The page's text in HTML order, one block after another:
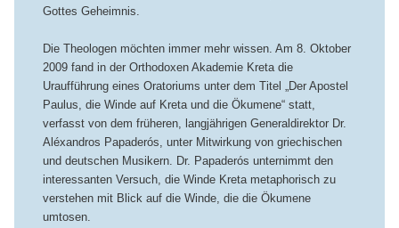
Gottes Geheimnis.
Die Theologen möchten immer mehr wissen. Am 8. Oktober
2009 fand in der Orthodoxen Akademie Kreta die
Uraufführung eines Oratoriums unter dem Titel „Der Apostel
Paulus, die Winde auf Kreta und die Ökumene“ statt,
verfasst von dem früheren, langjährigen Generaldirektor Dr.
Aléxandros Papaderós, unter Mitwirkung von griechischen
und deutschen Musikern. Dr. Papaderós unternimmt den
interessanten Versuch, die Winde Kreta metaphorisch zu
verstehen mit Blick auf die Winde, die die Ökumene
umtosen.